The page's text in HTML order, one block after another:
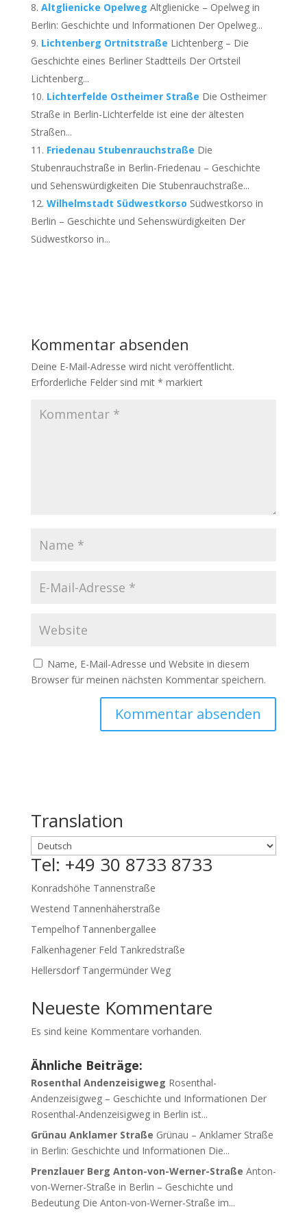
Altglienicke Opelweg Altglienicke – Opelweg in
Berlin: Geschichte und Informationen Der Opelweg...
Lichtenberg Ortnitstraße Lichtenberg – Die
Geschichte eines Berliner Stadtteils Der Ortsteil
Lichtenberg...
Lichterfelde Ostheimer Straße Die Ostheimer
Straße in Berlin-Lichterfelde ist eine der ältesten
Straßen...
Friedenau Stubenrauchstraße Die
Stubenrauchstraße in Berlin-Friedenau – Geschichte
und Sehenswürdigkeiten Die Stubenrauchstraße...
Wilhelmstadt Südwestkorso Südwestkorso in
Berlin – Geschichte und Sehenswürdigkeiten Der
Südwestkorso in...
Kommentar absenden
Deine E-Mail-Adresse wird nicht veröffentlicht.
Erforderliche Felder sind mit * markiert
Name, E-Mail-Adresse und Website in diesem
Browser für meinen nächsten Kommentar speichern.
Translation
Tel: +49 30 8733 8733
Konradshöhe Tannenstraße
Westend Tannenhäherstraße
Tempelhof Tannenbergallee
Falkenhagener Feld Tankredstraße
Hellersdorf Tangermünder Weg
Neueste Kommentare
Es sind keine Kommentare vorhanden.
Ähnliche Beiträge:
Rosenthal Andenzeisigweg Rosenthal-
Andenzeisigweg – Geschichte und Informationen Der
Rosenthal-Andenzeisigweg in Berlin ist...
Grünau Anklamer Straße Grünau – Anklamer Straße
in Berlin: Geschichte und Informationen Die...
Prenzlauer Berg Anton-von-Werner-Straße Anton-
von-Werner-Straße in Berlin – Geschichte und
Bedeutung Die Anton-von-Werner-Straße im...